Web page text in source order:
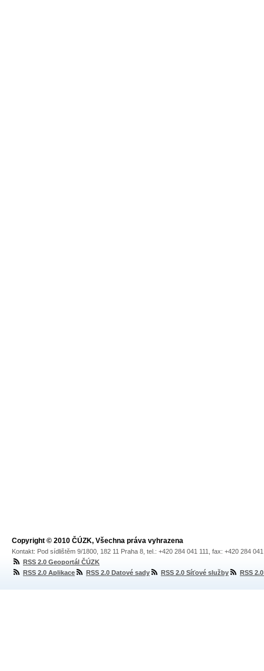
Copyright © 2010 ČÚZK, Všechna práva vyhrazena
Kontakt: Pod sídlištěm 9/1800, 182 11 Praha 8, tel.: +420 284 041 111, fax: +420 284
RSS 2.0 Geoportál ČÚZK
RSS 2.0 Aplikace
RSS 2.0 Datové sady RSS 2.0 Síťové služby RSS